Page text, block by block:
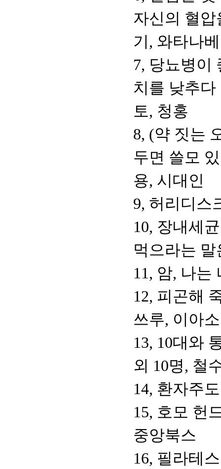
자신의 혈
기, 와타나
7, 당뇨병이
치를 낮추
토, 청홍
8, (약 짓는
두면 쓸모
용, 시대인
9, 허리디스
10, 장내세
먹으라는
11, 암, 나는
12, 피곤해
쓰루, 이아소
13, 10대와
외 10명, 철
14, 환자주
15, 호모 헌
중앙북스
16, 필라테